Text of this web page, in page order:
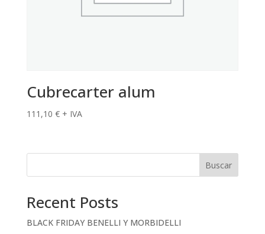
Cubrecarter alum
111,10 € + IVA
Buscar
Recent Posts
BLACK FRIDAY BENELLI Y MORBIDELLI